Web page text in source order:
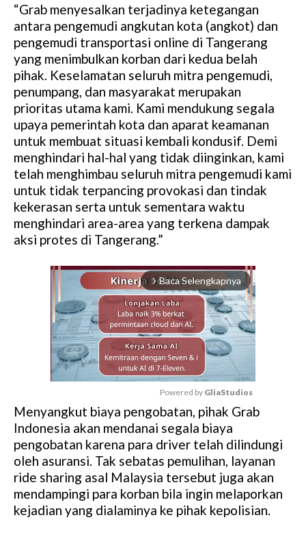
“Grab menyesalkan terjadinya ketegangan
antara pengemudi angkutan kota (angkot) dan
pengemudi transportasi online di Tangerang
yang menimbulkan korban dari kedua belah
pihak. Keselamatan seluruh mitra pengemudi,
penumpang, dan masyarakat merupakan
prioritas utama kami. Kami mendukung segala
upaya pemerintah kota dan aparat keamanan
untuk membuat situasi kembali kondusif. Demi
menghindari hal-hal yang tidak diinginkan, kami
telah menghimbau seluruh mitra pengemudi kami
untuk tidak terpancing provokasi dan tindak
kekerasan serta untuk sementara waktu
menghindari area-area yang terkena dampak
aksi protes di Tangerang.”
arrow_forward_ios Baca Selengkapnya
M
u
t
e
Powered by GliaStudios
Menyangkut biaya pengobatan, pihak Grab
Indonesia akan mendanai segala biaya
pengobatan karena para driver telah dilindungi
oleh asuransi. Tak sebatas pemulihan, layanan
ride sharing asal Malaysia tersebut juga akan
mendampingi para korban bila ingin melaporkan
kejadian yang dialaminya ke pihak kepolisian.